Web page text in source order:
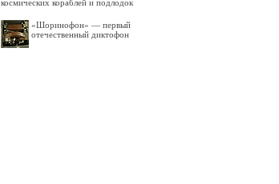
космических кораблей и подлодок
«Шоринофон» — первый
отечественный диктофон